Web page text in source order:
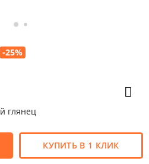
-25%
глянец
КУПИТЬ В 1 КЛИК